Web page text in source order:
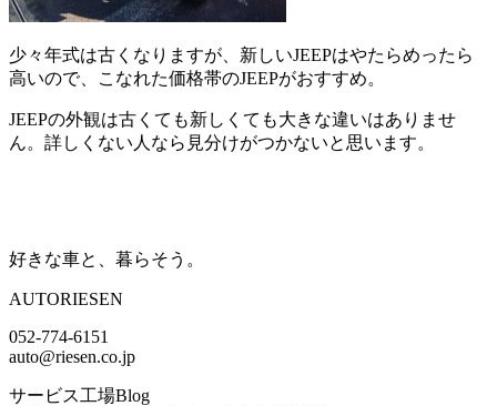
少々年式は古くなりますが、新しいJEEPはやたらめったら
高いので、こなれた価格帯のJEEPがおすすめ。
JEEPの外観は古くても新しくても大きな違いはありませ
ん。詳しくない人なら見分けがつかないと思います。
好きな車と、暮らそう。
AUTORIESEN
052-774-6151
auto@riesen.co.jp
サービス工場Blog